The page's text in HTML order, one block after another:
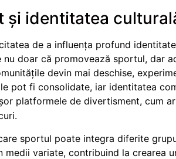
și identitatea
de a influența profund
doar că promovează sportul, dar
devin mai deschise,
pot fi consolidate, iar identitatea
platformele de divertisment, cum
sportul poate integra diferite
variate, contribuind la crearea